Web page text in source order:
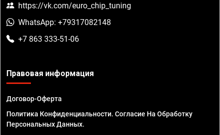
https://vk.com/euro_chip_tuning
WhatsApp: +79317082148
+7 863 333-51-06
Правовая информация
Договор-Оферта
Политика Конфиденциальности. Согласие На Обработку
Персональных Данных.